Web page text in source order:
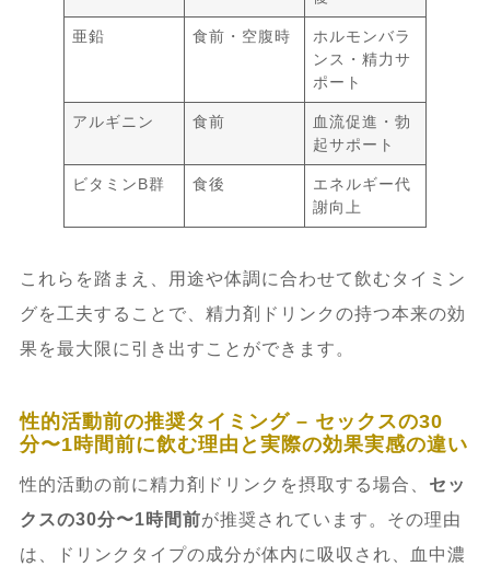
亜鉛 食前・空腹時
ホルモンバラ
ンス・精力サ
ポート
アルギニン 食前
血流促進・勃
起サポート
ビタミンB群 食後
エネルギー代
謝向上
これらを踏まえ、用途や体調に合わせて飲むタイミン
グを工夫することで、精力剤ドリンクの持つ本来の効
果を最大限に引き出すことができます。
性的活動前の推奨タイミング – セックスの30
分〜1時間前に飲む理由と実際の効果実感の違い
性的活動の前に精力剤ドリンクを摂取する場合、 セッ
クスの30分〜1時間前が推奨されています。その理由
は、ドリンクタイプの成分が体内に吸収され、血中濃